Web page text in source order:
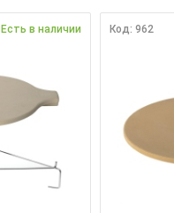
Есть в наличии Код: 962